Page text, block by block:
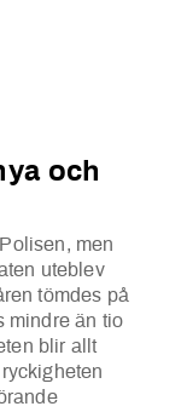
och
men
uteblev
tömdes på
mindre än tio
blir allt